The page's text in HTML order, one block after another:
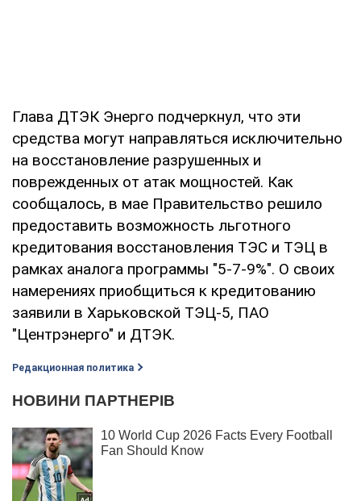
Глава ДТЭК Энерго подчеркнул, что эти
средства могут направляться исключительно
на восстановление разрушенных и
поврежденных от атак мощностей. Как
сообщалось, в мае Правительство решило
предоставить возможность льготного
кредитования восстановления ТЭС и ТЭЦ в
рамках аналога программы "5-7-9%". О своих
намерениях приобщиться к кредитованию
заявили в Харьковской ТЭЦ-5, ПАО
"Центрэнерго" и ДТЭК.
Редакционная политика